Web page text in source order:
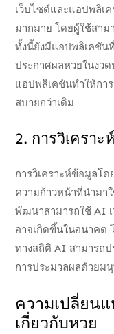
เว็บไซต์และแอปพลิเ
มากมาย โดยผู้ใช้สา
ทั้งนี้ยังมีแอปพลิเคชัน
ประกาศผลหวยในงว
แอปพลิเคชันทำให้กา
สบายกว่าเดิม
2. การวิเครา
การวิเคราะห์ข้อมูลโ
ความก้าวหน้าที่นำมา
พัฒนาสามารถใช้ AI
อาจเกิดขึ้นในอนาคต
ทางสถิติ AI สามารถ
การประมวลผลด้วยม
ความเปลี่ยน
เกี่ยวกับหวย